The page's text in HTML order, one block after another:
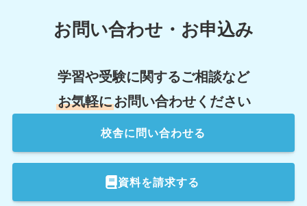
お問い合わせ・お申込み
学習や受験に関するご相談など
お気軽にお問い合わせください
校舎に問い合わせる
資料を請求する